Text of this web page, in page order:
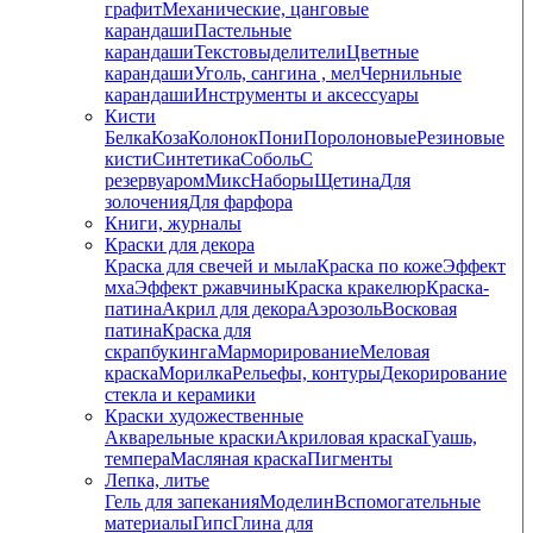
графитМеханические, цанговые
карандашиПастельные
карандашиТекстовыделителиЦветные
карандашиУголь, сангина , мелЧернильные
карандашиИнструменты и аксессуары
Кисти
БелкаКозаКолонокПониПоролоновыеРезиновые
кистиСинтетикаСобольС
резервуаромМиксНаборыЩетинаДля
золоченияДля фарфора
Книги, журналы
Краски для декора
Краска для свечей и мылаКраска по кожеЭффект
мхаЭффект ржавчиныКраска кракелюрКраска-
патинаАкрил для декораАэрозольВосковая
патинаКраска для
скрапбукингаМарморированиеМеловая
краскаМорилкаРельефы, контурыДекорирование
стекла и керамики
Краски художественные
Акварельные краскиАкриловая краскаГуашь,
темпераМасляная краскаПигменты
Лепка, литье
Гель для запеканияМоделинВспомогательные
материалыГипсГлина для